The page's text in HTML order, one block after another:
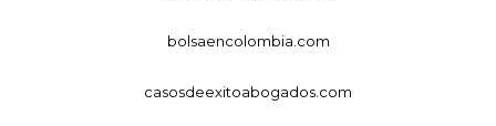
bolsaencolombia.com
casosdeexitoabogados.com